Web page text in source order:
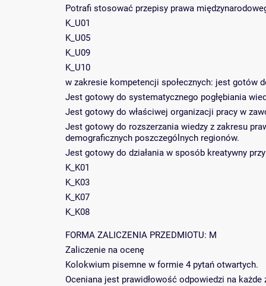
Potrafi stosować przepisy prawa
K_U01
K_U05
K_U09
K_U10
w zakresie kompetencji społecznych: jest gotów
Jest gotowy do systematycznego pogłębiania
Jest gotowy do właściwej organizacji pracy w
Jest gotowy do rozszerzania wiedzy z zakresu
demograficznych poszczególnych regionów.
Jest gotowy do działania w sposób kreatywny
K_K01
K_K03
K_K07
K_K08
FORMA ZALICZENIA PRZEDMIOTU: M
Zaliczenie na ocenę
Kolokwium pisemne w formie 4 pytań otwartych.
Oceniana jest prawidłowość odpowiedzi na każde